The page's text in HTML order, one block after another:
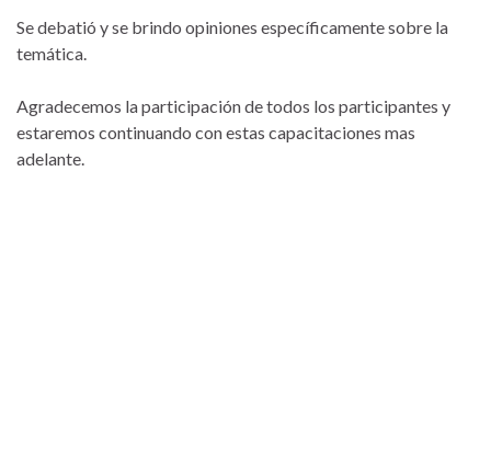
Se debatió y se brindo opiniones específicamente sobre la
temática.
Agradecemos la participación de todos los participantes y
estaremos continuando con estas capacitaciones mas
adelante.